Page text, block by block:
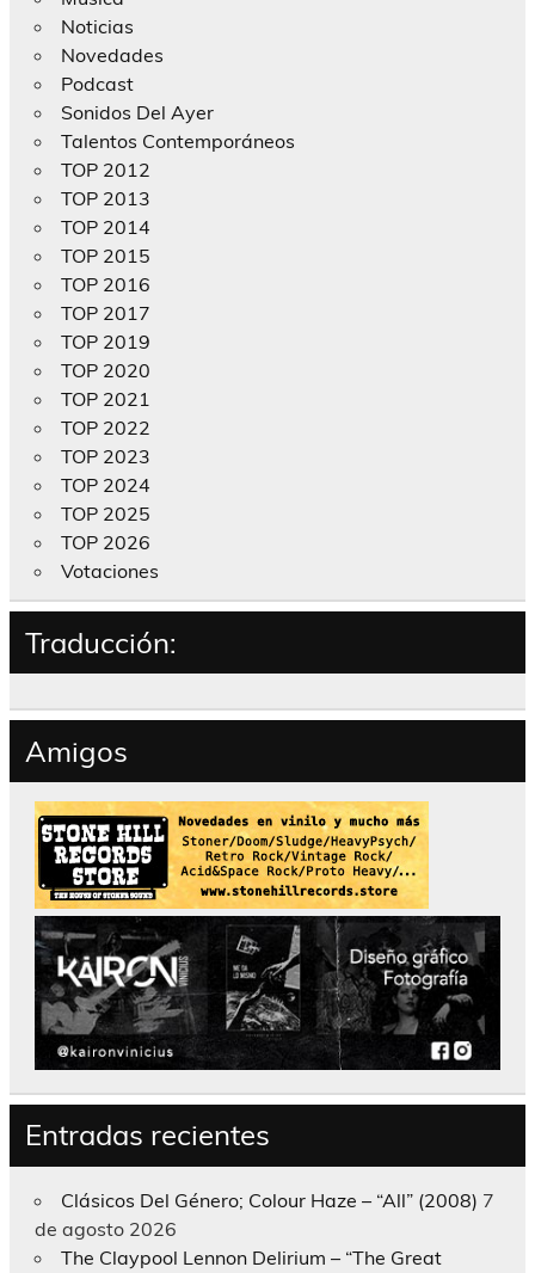
Noticias
Novedades
Podcast
Sonidos Del Ayer
Talentos Contemporáneos
TOP 2012
TOP 2013
TOP 2014
TOP 2015
TOP 2016
TOP 2017
TOP 2019
TOP 2020
TOP 2021
TOP 2022
TOP 2023
TOP 2024
TOP 2025
TOP 2026
Votaciones
Traducción:
Amigos
Entradas recientes
Clásicos Del Género; Colour Haze – “All” (2008) 7
de agosto 2026
The Claypool Lennon Delirium – “The Great